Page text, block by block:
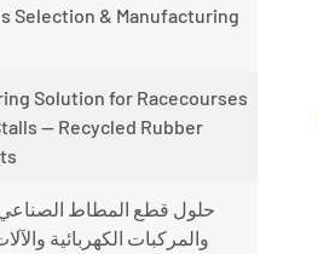
Selection & Manufacturing
Solution for Racecourses
— Recycled Rubber
حلول قطع المطاط
والمركبات الكهربائية